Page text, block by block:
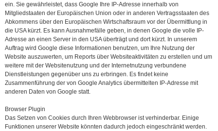
ein. Sie gewährleistet, dass Google Ihre IP-Adresse innerhalb von
Mitgliedstaaten der Europäischen Union oder in anderen Vertragsstaaten des
Abkommens über den Europäischen Wirtschaftsraum vor der Übermittlung in
die USA kürzt. Es kann Ausnahmefälle geben, in denen Google die volle IP-
Adresse an einen Server in den USA überträgt und dort kürzt. In unserem
Auftrag wird Google diese Informationen benutzen, um Ihre Nutzung der
Website auszuwerten, um Reports über Websiteaktivitäten zu erstellen und um
weitere mit der Websitenutzung und der Internetnutzung verbundene
Dienstleistungen gegenüber uns zu erbringen. Es findet keine
Zusammenführung der von Google Analytics übermittelten IP-Adresse mit
anderen Daten von Google statt.
Browser Plugin
Das Setzen von Cookies durch Ihren Webbrowser ist verhinderbar. Einige
Funktionen unserer Website könnten dadurch jedoch eingeschränkt werden.